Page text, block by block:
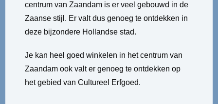
centrum van Zaandam is er veel gebouwd in de
Zaanse stijl. Er valt dus genoeg te ontdekken in
deze bijzondere Hollandse stad.
Je kan heel goed winkelen in het centrum van
Zaandam ook valt er genoeg te ontdekken op
het gebied van Cultureel Erfgoed.